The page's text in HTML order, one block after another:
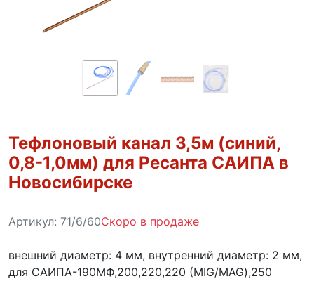
Тефлоновый канал 3,5м (синий,
0,8-1,0мм) для Ресанта САИПА в
Новосибирске
Артикул: 71/6/60Скоро в продаже
внешний диаметр: 4 мм, внутренний диаметр: 2 мм,
для САИПА-190МФ,200,220,220 (MIG/MAG),250